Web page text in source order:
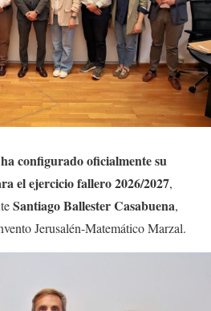
configurado oficialmente su
el ejercicio fallero 2026/2027,
Santiago Ballester Casabuena,
Jerusalén-Matemático Marzal.